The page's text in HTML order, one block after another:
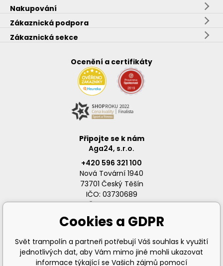
Nakupování
Zákaznická podpora
Zákaznická sekce
Ocenění a certifikáty
Připojte se k nám
Aga24, s.r.o.
+420 596 321 100
Nová Tovární 1940
73701 Český Těšín
IČO: 03730689
DIČ: CZ03730689
info@svet-trampolin.cz
Cookies a GDPR
Svět trampolín a partneři potřebují Váš souhlas k využití
jednotlivých dat, aby Vám mimo jiné mohli ukazovat
informace týkající se Vašich zájmů pomocí